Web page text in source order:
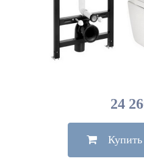
Для ванны
Для биде
настенные для раковины
Душевые лейки, шланги
Встроенный верхний душ
Встроенные смесители для душа
Электрические
Комплектующие
Стаканы
Инсталляции, клавиши
Для унитазов
Для раковин, биде, писсуаров
Светильники
Золото, бронза
24
Купить